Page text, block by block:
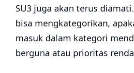
SU3 juga akan terus
bisa mengkategorikan,
masuk dalam kategori
berguna atau prioritas